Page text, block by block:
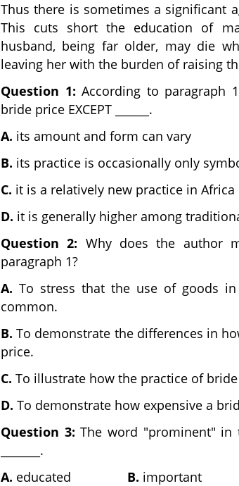
Thus there is sometimes a significant
This cuts short the education of
husband, being far older, may die
leaving her with the burden of raising
Question 1: According to
bride price EXCEPT ______.
A. its amount and form can vary
B. its practice is occasionally only
C. it is a relatively new practice in Africa
D. it is generally higher among
Question 2: Why does the author
paragraph 1?
A. To stress that the use of goods
common.
B. To demonstrate the differences in
price.
C. To illustrate how the practice of
D. To demonstrate how expensive a
Question 3: The word "prominent" in
_______.
A. educated B. important